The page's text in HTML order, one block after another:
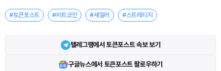
#토큰포스트 #비트코인 #세일러 #스트레티지
텔레그램에서 토큰포스트 속보 보기
구글뉴스에서 토큰포스트 팔로우하기